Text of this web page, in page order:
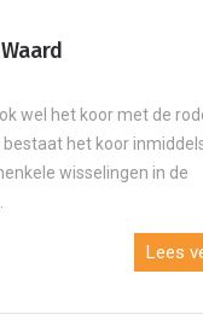
wel het koor met de
het koor
wisselingen in de
Lees